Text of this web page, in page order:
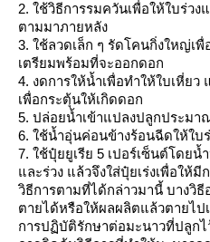
2. ใช้วิธีการรมควันเพื่อให้ใบร่ว
ตามมาภายหลัง
3. ใช้ลวดเล็ก ๆ รัดโคนกิ่งใหญ่เ
เตรียมพร้อมที่จะออกดอก
4. งดการให้น้ำเพื่อทำให้ใบเหี่ย
เพื่อกระตุ้นให้เกิดดอก
5. ปล่อยน้ำเข้าแปลงปลูกประมา
6. ใช้น้ำอุ่นค่อนข้างร้อนฉีดให้ใบ
7. ใช้ปุ๋ยยูเรีย 5 เปอร์เซ็นต์โดย
ละร่วง แล้วจึงใส่ปุ๋ยเร่งเพื่อให้มี
วิธีการตามที่ได้กล่าวมานี้ บางวิ
ตายได้หรือให้ผลผลิตแล้วตายไป
การปฏิบัติรักษาต่อมะนาวที่ปลูก